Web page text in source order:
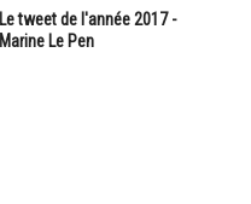
Le tweet de l'année 2017 -
Marine Le Pen